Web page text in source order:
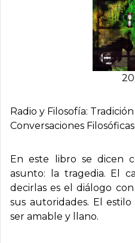
Radio y Filosofí­a:
Conversaciones
En este libro se dicen
asunto: la tragedia. El
decirlas es el diálogo
sus autoridades. El
ser amable y llano.